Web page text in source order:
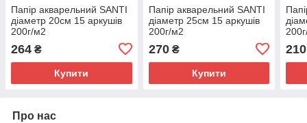
Папір акварельний SANTI
діаметр 20см 15 аркушів
200г/м2
264 ₴
Купити
Папір акварельний SANTI
діаметр 25см 15 аркушів
200г/м2
270₴
Купити
210
Про нас